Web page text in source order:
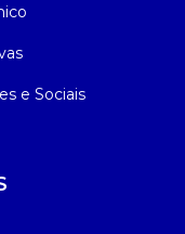
e Sociais